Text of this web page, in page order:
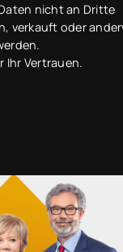
nicht an Dritte
verkauft oder
Ihr Vertrauen.